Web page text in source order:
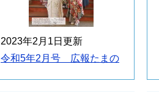
2023年2月1日更新
令和5年2月号 広報たまの